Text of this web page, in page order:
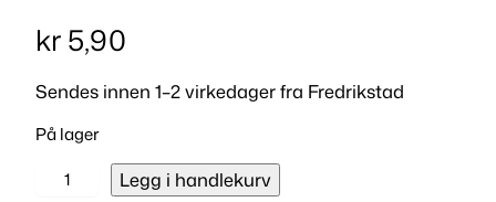
kr5,90
Sendes innen 1–2 virkedager fra Fredrikstad
På lager
Legg i handlekurv